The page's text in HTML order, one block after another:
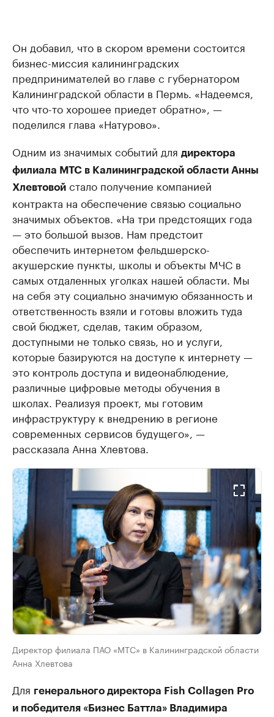
Он добавил, что в скором времени состоится
бизнес-миссия калининградских
предпринимателей во главе с губернатором
Калининградской области в Пермь. «Надеемся,
что что-то хорошее приедет обратно», —
поделился глава «Натурово».
Одним из значимых событий для директора
филиала МТС в Калининградской области Анны
Хлевтовой стало получение компанией
контракта на обеспечение связью социально
значимых объектов. «На три предстоящих года
— это большой вызов. Нам предстоит
обеспечить интернетом фельдшерско-
акушерские пункты, школы и объекты МЧС в
самых отдаленных уголках нашей области. Мы
на себя эту социально значимую обязанность и
ответственность взяли и готовы вложить туда
свой бюджет, сделав, таким образом,
доступными не только связь, но и услуги,
которые базируются на доступе к интернету —
это контроль доступа и видеонаблюдение,
различные цифровые методы обучения в
школах. Реализуя проект, мы готовим
инфраструктуру к внедрению в регионе
современных сервисов будущего», —
рассказала Анна Хлевтова.
Директор филиала ПАО «МТС» в Калининградской области
Анна Хлевтова
Для генерального директора Fish Collagen Pro
и победителя «Бизнес Баттла» Владимира